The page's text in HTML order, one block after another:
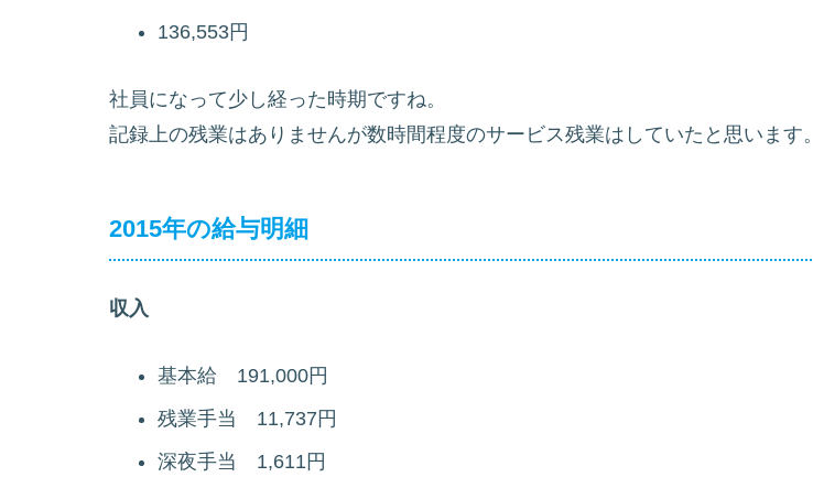
136,553円
社員になって少し経った時期ですね。
記録上の残業はありませんが数時間程度のサービス残業はしていたと思います。
2015年の給与明細
収入
基本給 191,000円
残業手当 11,737円
深夜手当 1,611円